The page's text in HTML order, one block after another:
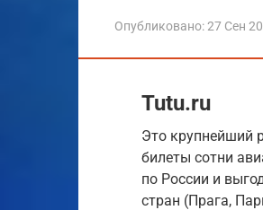
Опубликовано:27 Сен
Tutu.ru
Это крупнейший
билеты сотни
по России и
стран (Прага,